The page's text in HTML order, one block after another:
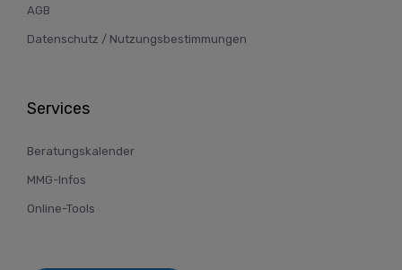
AGB
Datenschutz / Nutzungsbestimmungen
Services
Beratungskalender
MMG-Infos
Online-Tools